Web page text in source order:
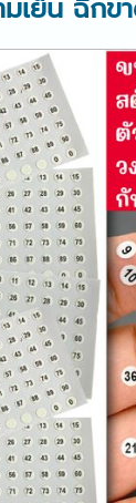
เย็น ฉีกข